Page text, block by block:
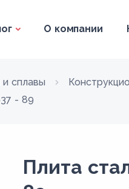
О компании
сплавы
- 89
Плита